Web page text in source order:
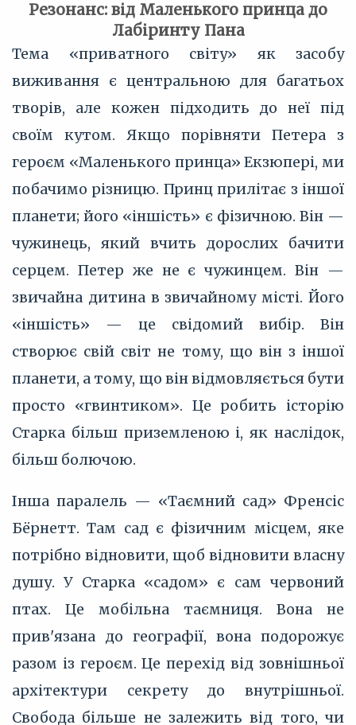
Резонанс: від Маленького принца до
Лабіринту Пана
Тема «приватного світу» як засобу
виживання є центральною для багатьох
творів, але кожен підходить до неї під
своїм кутом. Якщо порівняти Петера з
героєм «Маленького принца» Екзюпері, ми
побачимо різницю. Принц прилітає з іншої
планети; його «іншість» є фізичною. Він —
чужинець, який вчить дорослих бачити
серцем. Петер же не є чужинцем. Він —
звичайна дитина в звичайному місті. Його
«іншість» — це свідомий вибір. Він
створює свій світ не тому, що він з іншої
планети, а тому, що він відмовляється бути
просто «гвинтиком». Це робить історію
Старка більш приземленою і, як наслідок,
більш болючою.
Інша паралель — «Таємний сад» Френсіс
Бёрнетт. Там сад є фізичним місцем, яке
потрібно відновити, щоб відновити власну
душу. У Старка «садом» є сам червоний
птах. Це мобільна таємниця. Вона не
прив'язана до географії, вона подорожує
разом із героєм. Це перехід від зовнішньої
архітектури секрету до внутрішньої.
Свобода більше не залежить від того, чи